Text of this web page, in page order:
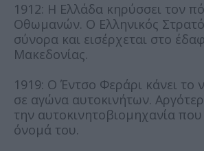
1912: Η Ελλάδα κηρύσσει τον
Οθωμανών. Ο Ελληνικός
σύνορα και εισέρχεται στο
Μακεδονίας.
1919: Ο Έντσο Φεράρι κάνει το
σε αγώνα αυτοκινήτων.
την αυτοκινητοβιομηχανία που
όνομά του.